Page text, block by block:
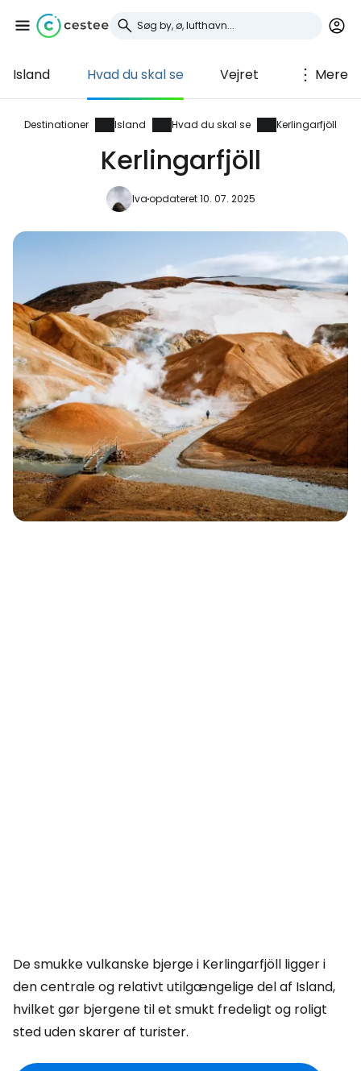
Island Hvad du skal se Vejret Mere
Destinationer Island Hvad du skal se Kerlingarfjöll
Kerlingarfjöll
Ivaopdateret 10. 07. 2025
De smukke vulkanske bjerge i Kerlingarfjöll ligger i
den centrale og relativt utilgængelige del af Island,
hvilket gør bjergene til et smukt fredeligt og roligt
sted uden skarer af turister.
Log ind på Cestee
... det verdensomspændende
Fortsæt med Google
Fortsæt med Facebook
Fortsæt med e-mail